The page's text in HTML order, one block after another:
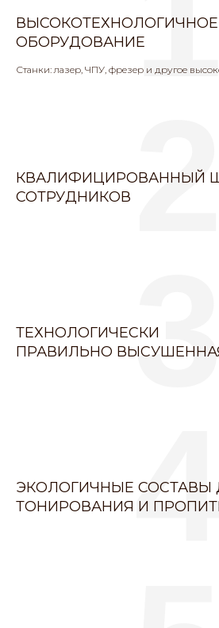
ВЫСОКОТЕХНОЛОГИЧНОЕ
ОБОРУДОВАНИЕ
Станки: лазер, ЧПУ, фрезер и другое
КВАЛИФИЦИРОВАННЫЙ
СОТРУДНИКОВ
ТЕХНОЛОГИЧЕСКИ
ПРАВИЛЬНО
ЭКОЛОГИЧНЫЕ СОСТАВЫ
ТОНИРОВАНИЯ И